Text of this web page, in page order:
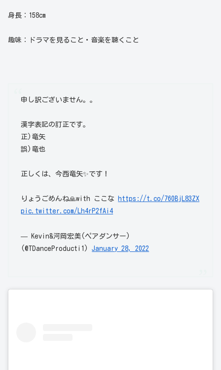
身長：158cm
趣味：ドラマを見ること・音楽を聴くこと
申し訳ございません。。
漢字表記の訂正です。
正)竜矢
誤)竜也
正しくは、今西竜矢✨です！
りょうごめんね🙏with ここな
https://t.co/760BjL83ZX
pic.twitter.com/Lh4rP2fAi4
— Kevin&河岡宏美(ペアダンサー)
(@TDanceProducti1)January 28, 2022